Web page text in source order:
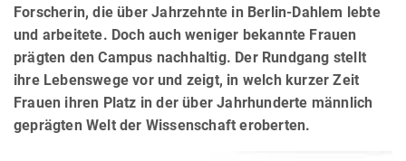
Forscherin, die über Jahrzehnte in Berlin-Dahlem lebte
und arbeitete. Doch auch weniger bekannte Frauen
prägten den Campus nachhaltig. Der Rundgang stellt
ihre Lebenswege vor und zeigt, in welch kurzer Zeit
Frauen ihren Platz in der über Jahrhunderte männlich
geprägten Welt der Wissenschaft eroberten.